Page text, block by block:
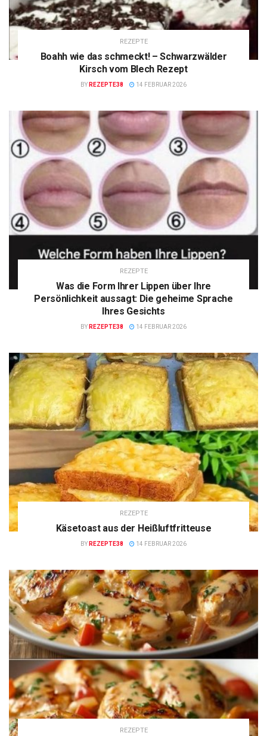
REZEPTE
Boahh wie das schmeckt! – Schwarzwälder
Kirsch vom Blech Rezept
BY REZEPTE38 14 FEBRUAR 2026
REZEPTE
Was die Form Ihrer Lippen über Ihre
Persönlichkeit aussagt: Die geheime Sprache
Ihres Gesichts
BY REZEPTE38 14 FEBRUAR 2026
REZEPTE
Käsetoast aus der Heißluftfritteuse
BY REZEPTE38 14 FEBRUAR 2026
REZEPTE